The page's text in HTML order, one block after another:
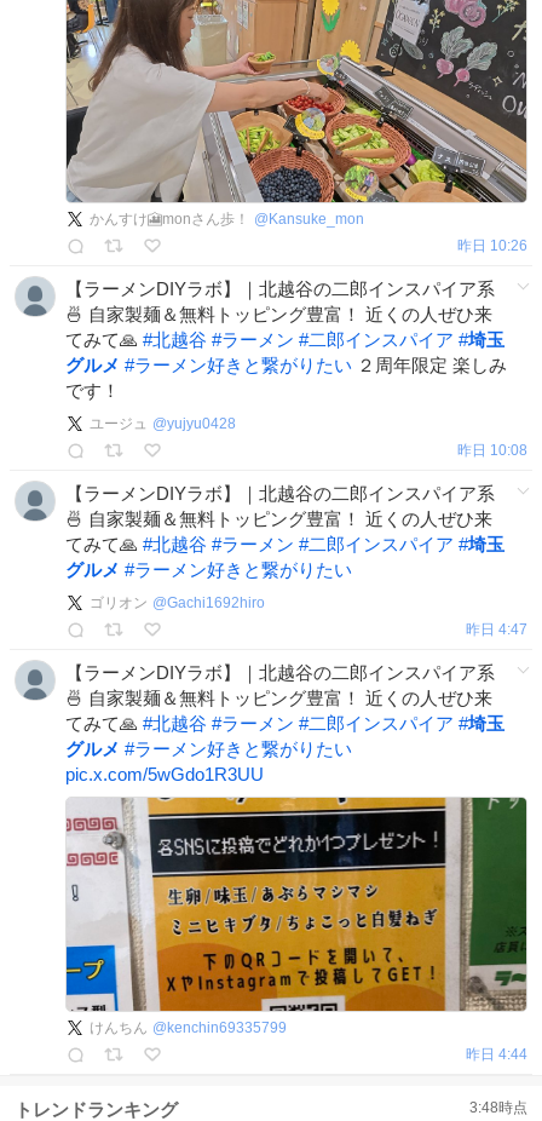
かんすけ🎦monさん歩！ @ Kansuke_mon
昨日 10:26
【ラーメンDIYラボ】｜北越谷の二郎インスパイア系
🍜 自家製麺＆無料トッピング豊富！ 近くの人ぜひ来
てみて🙏 #北越谷 #ラーメン #二郎インスパイア #埼玉
グルメ #ラーメン好きと繋がりたい ２周年限定 楽しみ
です！
ユージュ @yujyu0428
昨日 10:08
【ラーメンDIYラボ】｜北越谷の二郎インスパイア系
🍜 自家製麺＆無料トッピング豊富！ 近くの人ぜひ来
てみて🙏 #北越谷 #ラーメン #二郎インスパイア #埼玉
グルメ #ラーメン好きと繋がりたい
ゴリオン @Gachi1692hiro
昨日 4:47
【ラーメンDIYラボ】｜北越谷の二郎インスパイア系
🍜 自家製麺＆無料トッピング豊富！ 近くの人ぜひ来
てみて🙏 #北越谷 #ラーメン #二郎インスパイア #埼玉
グルメ #ラーメン好きと繋がりたい
pic.x.com/5wGdo1R3UU
けんちん @ kenchin69335799
昨日 4:44
トレンドランキング 3:48時点